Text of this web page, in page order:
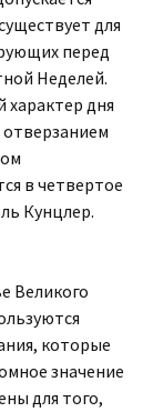
для
перед
Неделей.
дня
в четвертое
Кунцлер.
Великого
которые
значение
для того,